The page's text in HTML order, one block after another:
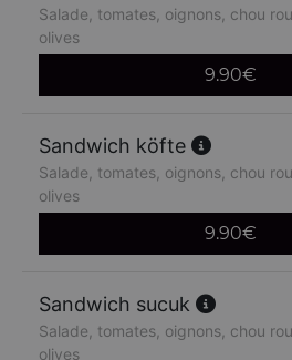
Salade, tomates, oignons, chou
olives
9.90€
Sandwich köfte
Salade, tomates, oignons, chou
olives
9.90€
Sandwich sucuk
Salade, tomates, oignons, chou
olives